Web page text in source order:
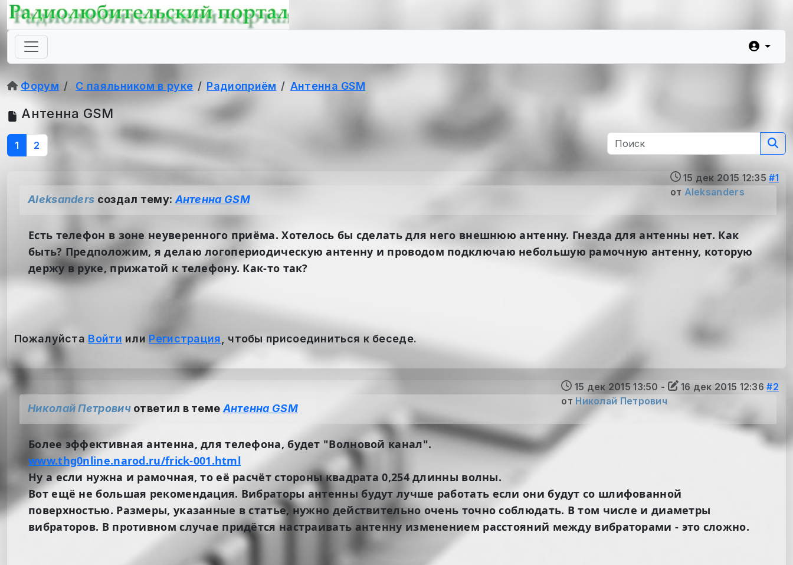
Форум С паяльником в руке Радиоприём Антенна GSM
Антенна GSM
1 2
15 дек 2015 12:35 #1
от Aleksanders
Aleksanders создал тему: Антенна GSM
Есть телефон в зоне неуверенного приёма. Хотелось бы сделать для него внешнюю антенну. Гнезда для антенны нет. Как
быть? Предположим, я делаю логопериодическую антенну и проводом подключаю небольшую рамочную антенну, которую
держу в руке, прижатой к телефону. Как-то так?
Пожалуйста Войти или Регистрация , чтобы присоединиться к беседе.
15 дек 2015 13:50 - 16 дек 2015 12:36 #2
от Николай Петрович
Николай Петровичответил в теме Антенна GSM
Более эффективная антенна, для телефона, будет "Волновой канал".
www.thg0nline.narod.ru/frick-001.html
Ну а если нужна и рамочная, то её расчёт стороны квадрата 0,254 длинны волны.
Вот ещё не большая рекомендация. Вибраторы антенны будут лучше работать если они будут со шлифованной
поверхностью. Размеры, указанные в статье, нужно действительно очень точно соблюдать. В том числе и диаметры
вибраторов. В противном случае придётся настраивать антенну изменением расстояний между вибраторами - это сложно.